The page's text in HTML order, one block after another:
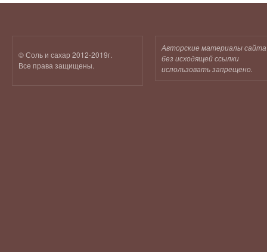
© Соль и сахар 2012-2019г.
Все права защищены.
Авторские материалы сайта
без исходящей ссылки
использовать запрещено.